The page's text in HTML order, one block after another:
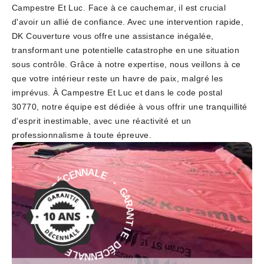
Campestre Et Luc. Face à ce cauchemar, il est crucial
d'avoir un allié de confiance. Avec une intervention rapide,
DK Couverture vous offre une assistance inégalée,
transformant une potentielle catastrophe en une situation
sous contrôle. Grâce à notre expertise, nous veillons à ce
que votre intérieur reste un havre de paix, malgré les
imprévus. À Campestre Et Luc et dans le code postal
30770, notre équipe est dédiée à vous offrir une tranquillité
d'esprit inestimable, avec une réactivité et un
professionnalisme à toute épreuve.
G
A
R
A
N
T
I
E
D
É
C
E
NNALE - GAR
A
N
T
I
E
D
É
C
E
N
N
A
L
E
-